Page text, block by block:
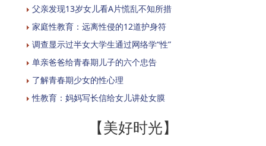
父亲发现13岁女儿看A片慌乱不知所措
家庭性教育：远离性侵的12道护身符
调查显示过半女大学生通过网络学“性”
单亲爸爸给青春期儿子的六个忠告
了解青春期少女的性心理
性教育：妈妈写长信给女儿讲处女膜
【美好时光】